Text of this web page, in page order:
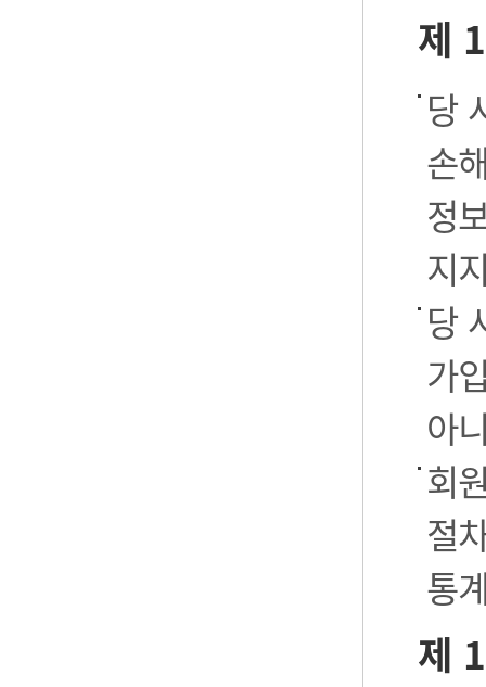
제
당
손
정
지
당
가
아
회
절
통
제